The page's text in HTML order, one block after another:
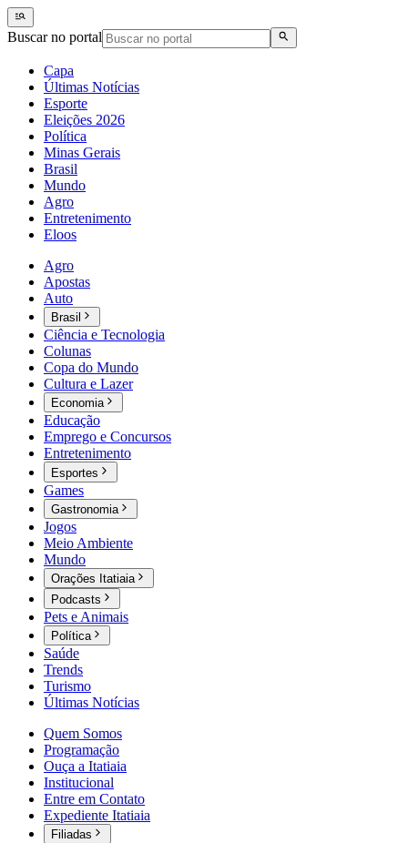
Buscar no portal
Capa
Últimas Notícias
Esporte
Eleições 2026
Política
Minas Gerais
Brasil
Mundo
Agro
Entretenimento
Eloos
Agro
Apostas
Auto
Brasil
Ciência e Tecnologia
Colunas
Copa do Mundo
Cultura e Lazer
Economia
Educação
Emprego e Concursos
Entretenimento
Esportes
Games
Gastronomia
Jogos
Meio Ambiente
Mundo
Orações Itatiaia
Podcasts
Pets e Animais
Política
Saúde
Trends
Turismo
Últimas Notícias
Quem Somos
Programação
Ouça a Itatiaia
Institucional
Entre em Contato
Expediente Itatiaia
Filiadas